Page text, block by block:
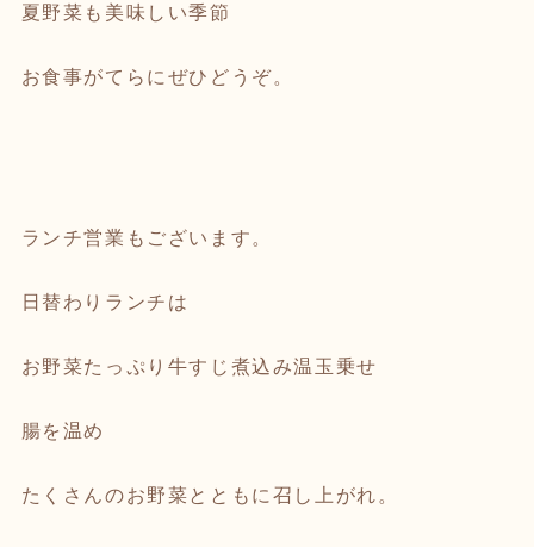
夏野菜も美味しい季節
お食事がてらにぜひどうぞ。
ランチ営業もございます。
日替わりランチは
お野菜たっぷり牛すじ煮込み温玉乗せ
腸を温め
たくさんのお野菜とともに召し上がれ。